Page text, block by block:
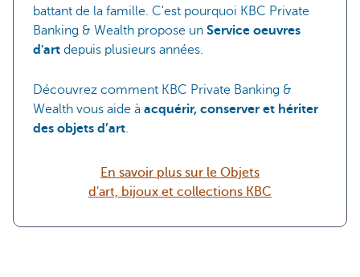
battant de la famille. C'est pourquoi KBC Private
Banking & Wealth propose un Service oeuvres
d'art depuis plusieurs années.
Découvrez comment KBC Private Banking &
Wealth vous aide à acquérir, conserver et hériter
des objets d’art.
En savoir plus sur le Objets
d'art, bijoux et collections KBC